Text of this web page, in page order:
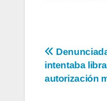
de
intentaba
autorización